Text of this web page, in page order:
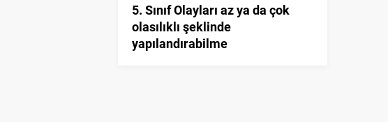
5. Sınıf Olayları az ya da çok
olasılıklı şeklinde
yapılandırabilme